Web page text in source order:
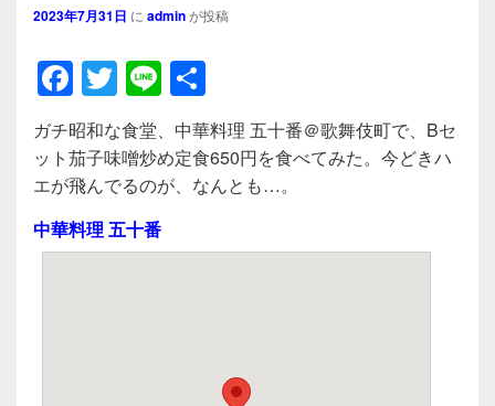
2023年7月31日 に adminが投稿
F
a
c
e
b
o
T
wi
tt
er
Li
n
e
有
ガチ昭和な食堂、中華料理 五十番＠歌舞伎町で、Bセ
ット茄子味噌炒め定食650円を食べてみた。今どきハ
エが飛んでるのが、なんとも…。
中華料理 五十番